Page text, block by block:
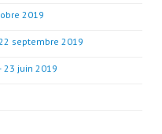
2019
septembre 2019
23 juin 2019